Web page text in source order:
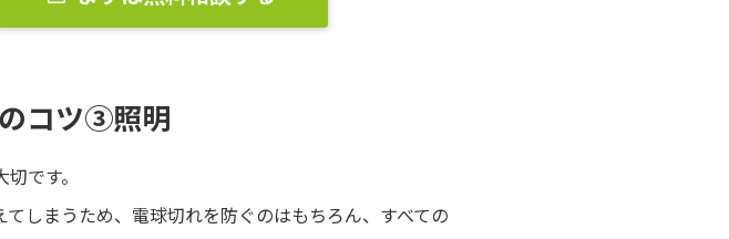
コツ③照明
です。
しまうため、電球切れを防ぐのはもちろん、すべての